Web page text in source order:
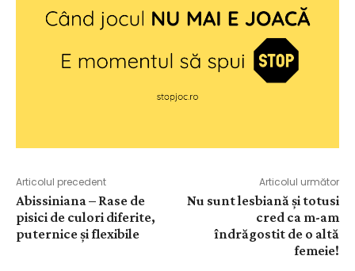
Articolul precedent
Abissiniana – Rase de
pisici de culori diferite,
puternice și flexibile
Articolul următor
Nu sunt lesbiană și totusi
cred ca m-am
îndrăgostit de o altă
femeie!